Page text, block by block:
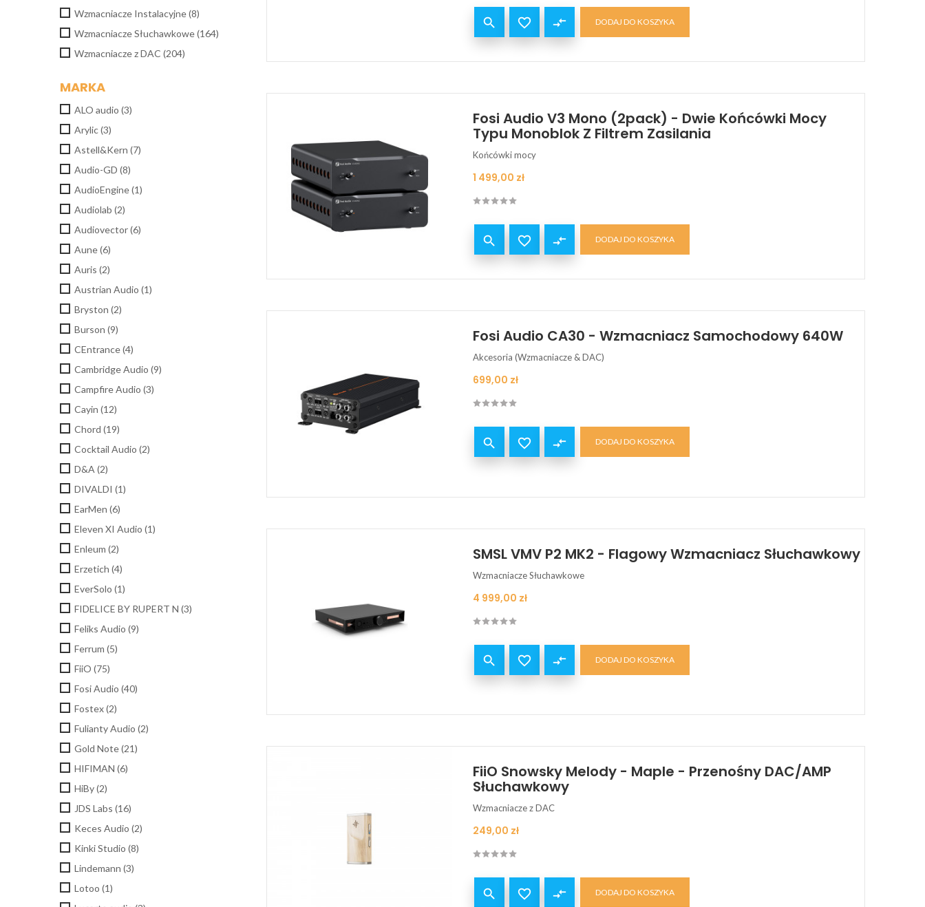
Wzmacniacze Instalacyjne(8)
Wzmacniacze Słuchawkowe(164)
Wzmacniacze z DAC (204)
MARKA
ALO audio (3)
Arylic(3)
Astell&Kern (7)
Audio-GD (8)
AudioEngine(1)
Audiolab (2)
Audiovector(6)
Aune(6)
Auris (2)
Austrian Audio (1)
Bryston (2)
Burson (9)
CEntrance(4)
Cambridge Audio (9)
Campfire Audio (3)
Cayin (12)
Chord (19)
Cocktail Audio (2)
D&A (2)
DIVALDI (1)
EarMen (6)
Eleven XI Audio (1)
Enleum (2)
Erzetich (4)
EverSolo (1)
FIDELICE BY RUPERT N (3)
Feliks Audio (9)
Ferrum (5)
FiiO (75)
Fosi Audio (40)
Fostex(2)
Fulianty Audio (2)
Gold Note(21)
HIFIMAN (6)
HiBy(2)
JDS Labs (16)
Keces Audio (2)
Kinki Studio (8)
Lindemann (3)
Lotoo (1)
  compare_arrows DODAJ DO KOSZYKA
Fosi Audio V3 Mono (2pack) - Dwie Końcówki Mocy
Typu Monoblok Z Filtrem Zasilania
Końcówki mocy
Cena
1 499,00 zł
  compare_arrows DODAJ DO KOSZYKA
Fosi Audio CA30 - Wzmacniacz Samochodowy 640W
Akcesoria (Wzmacniacze & DAC)
Cena
699,00 zł
  compare_arrows DODAJ DO KOSZYKA
SMSL VMV P2 MK2 - Flagowy Wzmacniacz Słuchawkowy
Wzmacniacze Słuchawkowe
Cena
4 999,00 zł
  compare_arrows DODAJ DO KOSZYKA
FiiO Snowsky Melody - Maple - Przenośny DAC/AMP
Słuchawkowy
Wzmacniacze z DAC
Cena
249,00 zł
  compare_arrows DODAJ DO KOSZYKA